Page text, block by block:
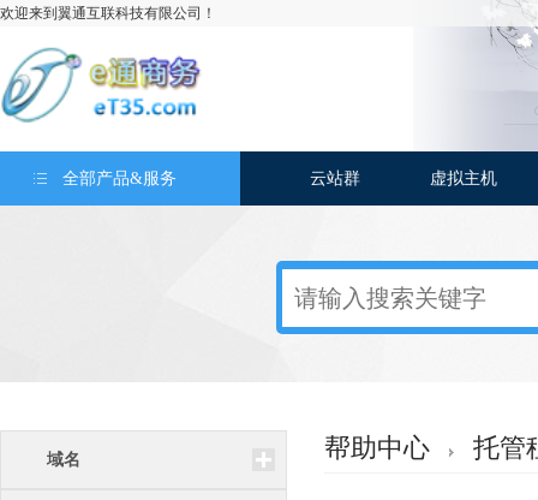
欢迎来到翼通互联科技有限公司！
全部产品&服务 云站群 虚拟主机
域名 帮助中心 托管